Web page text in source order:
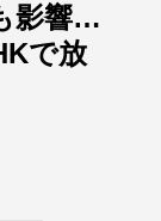
影響…
で放